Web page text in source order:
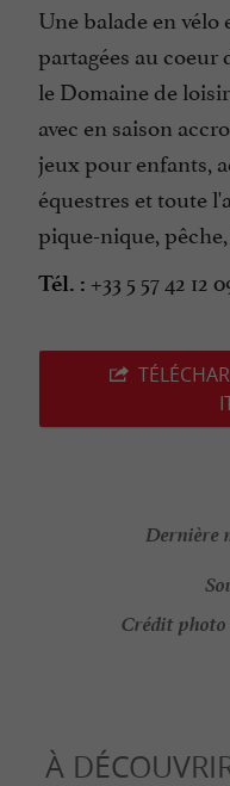
Une balade en
partagées au coeur
le Domaine de
avec en saison
jeux pour enfants,
équestres et toute
pique-nique,
Tél. : +33 5 57 42 12
Dernière
Crédit photo
À